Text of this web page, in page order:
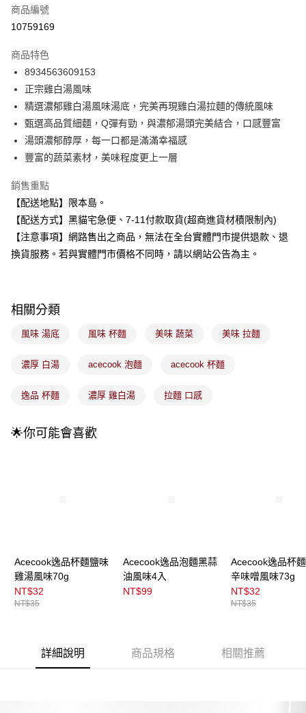
信用卡分期付款
合作金庫商業銀行
華南商業銀行
上海商業儲蓄銀行
國泰世華商業銀行
兆豐國際商業銀行
臺灣中小企業銀行
台中商業銀行
匯豐（台灣）商業銀行
華泰商業銀行
聯邦商業銀行
遠東國際商業銀行
元大商業銀行
永豐商業銀行
台新國際商業銀行
台灣樂天信用卡公司
LINE Pay
Apple Pay
街口支付
Google Pay
全盈+PAY
大哥付你分期
相關說明
流程，驗證手機門號後，選擇欲分期的期數、繳款截止日，確認付款後即完
3.實際核准額度、可分期數及費用金額請依後續交易確認頁面所載為準。
消。如遇「轉專審核」未通過狀況，表示未達大哥付你分期系統評分，恕無
1.分期款項不併入電信帳單，「大哥付你分期」於每月結算日後寄送繳費提
帳／街口支付／iPASS MONEY」等通路繳費。
運送方式
全家取貨付款
每筆NT$100，滿NT$899(含以上)免運費
7-11取貨付款
付款後門市自取
每筆NT$100，滿NT$399(含以上)免運費
商品編號
10759169
商品特色
8934563609153
正宗雞白湯風味
精選濃郁雞白湯風味湯底，完美再現雞白湯拉麵的傳統風味
甄選高品質細麵，Q彈有勁，與濃郁湯頭完美結合，口感豐富
湯頭濃郁醇厚，每一口都是滿滿幸福感
豐富的蔬菜素材，美味程度更上一層
銷售重點
【配送地點】限本島。
【配送方式】黑貓宅急便、7-11付款取貨(超商進貨材積限制內)
【注意事項】網路售出之商品，無法在全台實體門市提供退款、退
換貨服務。若與實體門市價格不同時，請以網站公告為主。
相關分類
風味 湯底 風味 杯麵 美味 蔬菜 美味 拉麵
濃厚 白湯 acecook 泡麵 acecook 杯麵
逸品 杯麵 濃厚 雞白湯 拉麵 口感
🌟你可能會喜歡
Acecook逸品杯麵鹽味
雞湯風味70g
NT$32
NT$35
Acecook逸品泡麵黑蒜
油風味4入
NT$99
Acecook逸品杯
辛味噌風味73g
NT$32
NT$35
詳細說明 商品規格 相關推薦